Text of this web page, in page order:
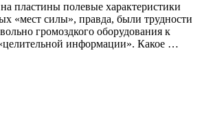
пластины полевые характеристики
«мест силы», правда, были трудности
громоздкого оборудования к
информации». Какое …